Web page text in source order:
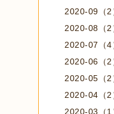
2020-09（2
2020-08（2
2020-07（4
2020-06（2
2020-05（2
2020-04（2
2020-03（1